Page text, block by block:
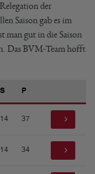
der
Saison gab es im
man gut in die Saison
Das BVM-Team hofft
S P
14 37
14 34